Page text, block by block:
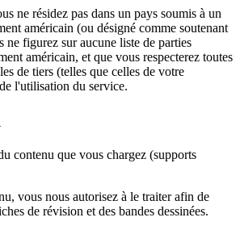
ne résidez pas dans un pays soumis à un
américain (ou désigné comme soutenant
ne figurez sur aucune liste de parties
américain, et que vous respecterez toutes
de tiers (telles que celles de votre
l'utilisation du service.
contenu que vous chargez (supports
vous nous autorisez à le traiter afin de
de révision et des bandes dessinées.